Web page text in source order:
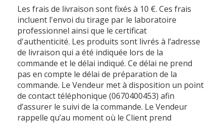
Les frais de livraison sont fixés à 10 €. Ces frais
incluent l'envoi du tirage par le laboratoire
professionnel ainsi que le certificat
d'authenticité. Les produits sont livrés à l’adresse
de livraison qui a été indiquée lors de la
commande et le délai indiqué. Ce délai ne prend
pas en compte le délai de préparation de la
commande. Le Vendeur met à disposition un point
de contact téléphonique (0670400453) afin
d’assurer le suivi de la commande. Le Vendeur
rappelle qu’au moment où le Client prend